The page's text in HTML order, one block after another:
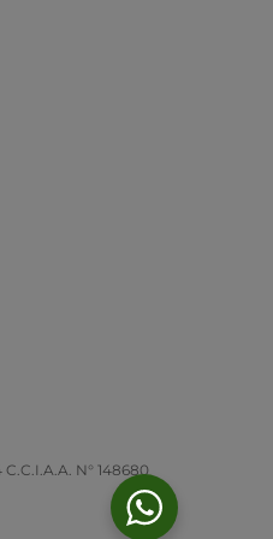
N° 148680